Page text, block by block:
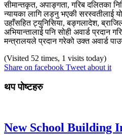
सीमान्तकृत, अपाङ्गता, गरिब दलितका
न्यायका लागि लड्नु भएकी सरस्वतीलाई यो
उहाँसहित ट्युनिसिया, बङ्गलादेश,
अभियान्तालाई पनि सोही अवार्ड प्रदान
मन्त्रालयले प्रदान गरेको उक्त अवार्ड
(Visited 52 times, 1 visits today)
Share on facebook Tweet about it
थप पोष्टहरु
New School Building